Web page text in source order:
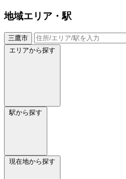
地域エリア・駅
三鷹市
エリアから探す
駅から探す
現在地から探す